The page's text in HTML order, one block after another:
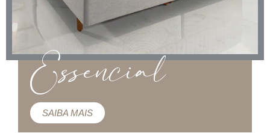
Essencial
SAIBA MAIS